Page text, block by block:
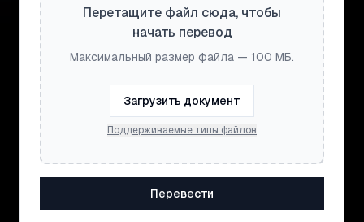
Перетащите файл сюда, чтобы
начать перевод
Максимальный размер файла — 100 МБ.
Загрузить документ
Поддерживаемые типы файлов
Перевести